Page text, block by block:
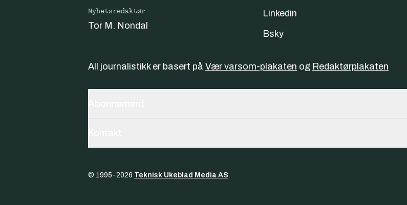
Nyhetsredaktør
Tor M. Nondal
Linkedin
Bsky
All journalistikk er basert på Vær varsom-plakaten og Redaktørplakaten
© 1995-2026 Teknisk Ukeblad Media AS